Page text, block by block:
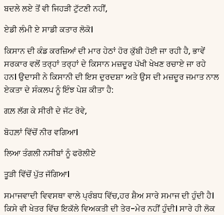
ਬਦਲੇ ਲਏ ਤੋਂ ਵੀ ਜਿਹੜੀ ਟੁੱਟਣੀ ਨਹੀਂ,
ਏਡੀ ਲੰਮੀ ਏ ਸਾਡੀ ਕਤਾਰ ਲੋਕੋ।
ਕਿਸਾਨ ਦੀ ਕੰਡ ਕਰਜ਼ਿਆਂ ਦੀ ਮਾਰ ਹੇਠਾਂ ਹੋਰ ਕੁੱਬੀ ਹੋਈ ਜਾ ਰਹੀ ਹੈ, ਭਾਵੇਂ
ਸਰਕਾਰ ਵਲੋਂ ਤਰ੍ਹਾਂ ਤਰ੍ਹਾਂ ਦੇ ਕਿਸਾਨ ਮਜ਼ਦੂਰ ਪੱਖੀ ਖੇਖਣ ਰਚਾਏ ਜਾ ਰਹੇ
ਹਨ। ਉਦਾਸੀ ਨੇ ਕਿਸਾਨੀ ਦੀ ਇਸ ਦੁਰਦਸ਼ਾ ਅਤੇ ਉਸ ਦੀ ਮਜ਼ਦੂਰ ਜਮਾਤ ਨਾਲ
ਏਕਤਾ ਦੇ ਸੰਕਲਪ ਨੂੰ ਇੰਝ ਪੇਸ਼ ਕੀਤਾ ਹੈ:
ਗਲ਼ ਲੱਗ ਕੇ ਸੀਰੀ ਦੇ ਜੱਟ ਰੋਵੇ,
ਬੋਹਲ਼ਾਂ ਵਿੱਚੋਂ ਨੀਰ ਵਗਿਆ।
ਲਿਆ ਤੰਗਲੀ ਨਸੀਬਾਂ ਨੂੰ ਫਰੋਲੀਏ
ਤੂੜੀ ਵਿੱਚੋਂ ਪੁੱਤ ਜੱਗਿਆ।
ਸਮਾਜਵਾਦੀ ਵਿਵਸਥਾ ਵਾਲੇ ਪ੍ਰੰਬਧ ਵਿੱਚ,ਹਰ ਸ਼ੈਅ ਸਾਰੇ ਸਮਾਜ ਦੀ ਹੁੰਦੀ ਹੈ।
ਕਿਸੇ ਵੀ ਖੇਤਰ ਵਿੱਚ ਇਕੱਲੇ ਵਿਅਕਤੀ ਦੀ ਤੇਰ-ਮੇਰ ਨਹੀਂ ਹੁੰਦੀ। ਸਾਰੇ ਹੀ ਲੋਕ